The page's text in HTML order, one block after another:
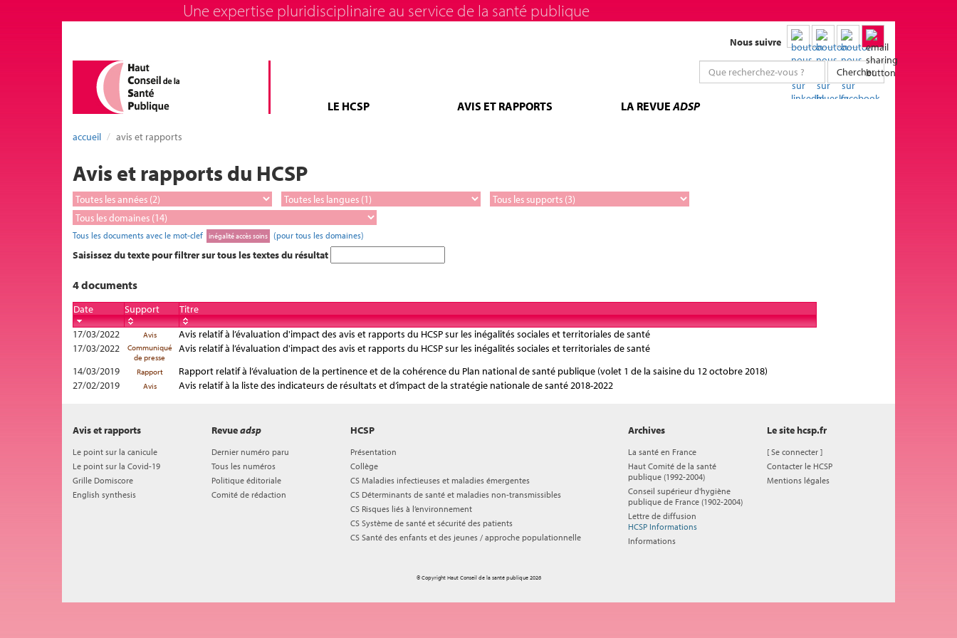
Une expertise pluridisciplinaire au service de la santé publique
Nous suivre
Chercher
LE HCSP AVIS ET RAPPORTS LA REVUEADSP
accueil avis et rapports
Avis et rapports du HCSP
Tous les documents avec le mot-clef inégalité accès soins (pour tous les domaines)
Saisissez du texte pour filtrer sur tous les textes du résultat
4 documents
Date Support
Titre
17/03/2022
Avis
Avis relatif à l’évaluation d'impact des avis et rapports du HCSP sur les inégalités sociales et territoriales de santé
17/03/2022
Communiqué
de presse
Avis relatif à l’évaluation d'impact des avis et rapports du HCSP sur les inégalités sociales et territoriales de santé
14/03/2019
Rapport
Rapport relatif à l’évaluation de la pertinence et de la cohérence du Plan national de santé publique (volet 1 de la saisine du 12 octobre 2018)
27/02/2019
Avis Avis relatif à la liste des indicateurs de résultats et d’impact de la stratégie nationale de santé 2018-2022
HCSP
Présentation
Collège
CS Maladies infectieuses et maladies émergentes
CS Déterminants de santé et maladies non-transmissibles
CS Risques liés à l’environnement
CS Système de santé et sécurité des patients
CS Santé des enfants et des jeunes / approche populationnelle
Avis et rapports
Le point sur la canicule
Le point sur la Covid-19
Grille Domiscore
English synthesis
Revueadsp
Dernier numéro paru
Tous les numéros
Politique éditoriale
Comité de rédaction
Archives
La santé en France
Haut Comité de la santé
publique (1992-2004)
Conseil supérieur d'hygiène
publique de France (1902-2004)
Lettre de diffusion
HCSP Informations
Informations
Le site hcsp.fr
[Se connecter ]
Contacter le HCSP
Mentions légales
© Copyright Haut Conseil de la santé publique 2026